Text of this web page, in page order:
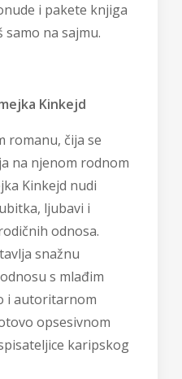
i pakete knjiga
samo na sajmu.
Kinkejd
romanu, čija se
na njenom rodnom
Kinkejd nudi
ljubavi i
odnosa.
snažnu
s mlađim
i autoritarnom
opsesivnom
karipskog